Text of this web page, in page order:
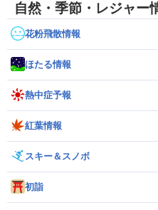
自然・季節・レジャー
花粉飛散情報
ほたる情報
熱中症予報
紅葉情報
スキー＆スノボ
初詣